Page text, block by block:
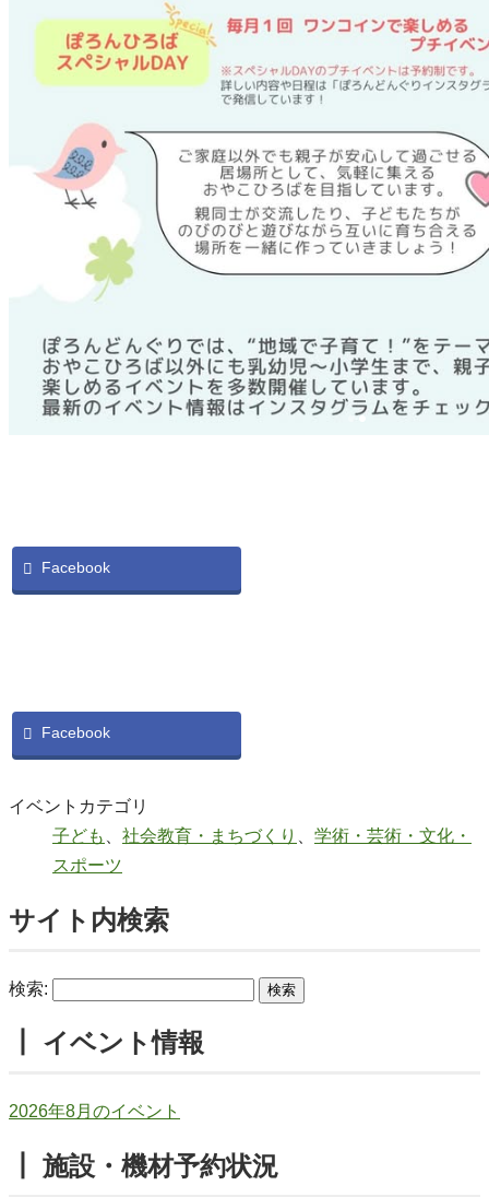
Facebook
Facebook
イベントカテゴリ
子ども
社会教育・まちづくり
学術・芸術・文化・
スポーツ
サイト内検索
検索:
┃ イベント情報
2026年8月のイベント
┃ 施設・機材予約状況